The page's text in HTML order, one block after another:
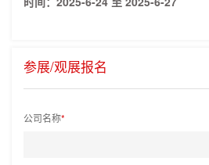
参展/观展报名
公司名称*